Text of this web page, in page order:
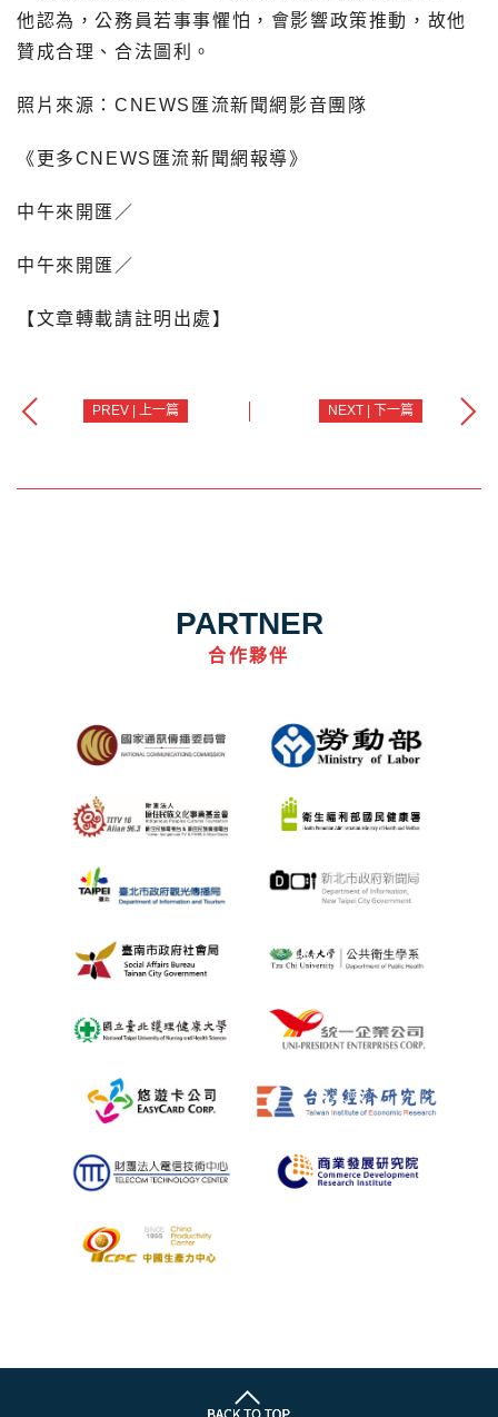
他認為，公務員若事事懼怕，會影響政策推動，故他
贊成合理、合法圖利。
照片來源：CNEWS匯流新聞網影音團隊
《更多CNEWS匯流新聞網報導》
中午來開匯／
中午來開匯／
【文章轉載請註明出處】
PREV | 上一篇 NEXT | 下一篇
PARTNER
合作夥伴